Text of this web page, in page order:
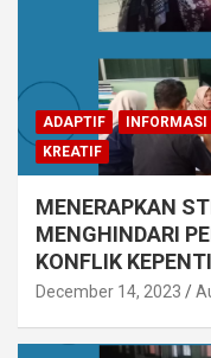
ADAPTIF
KREATIF
MENERAPKAN
MENGHINDARI
KONFLIK
December 14, 2023